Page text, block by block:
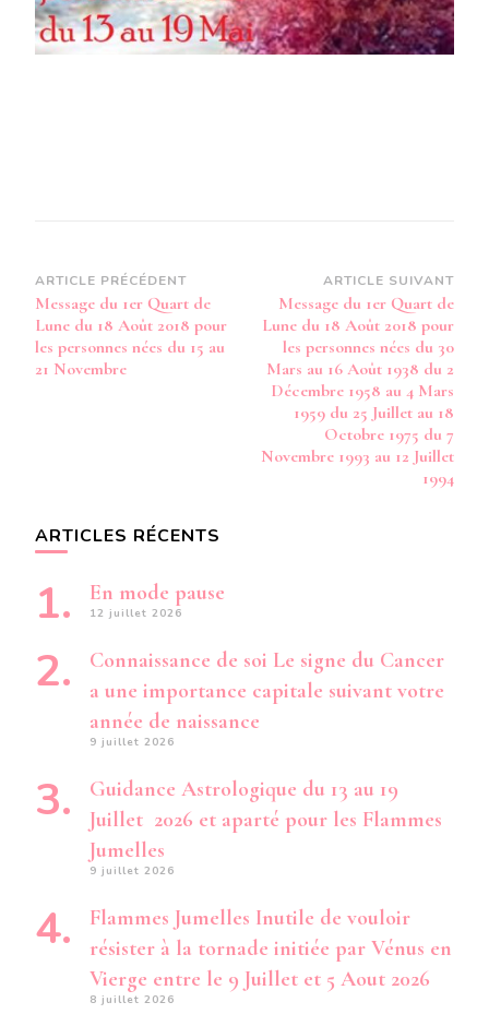
POUR
LES
Navigation
d’article
ARTICLE PRÉCÉDENT
Message du 1er Quart de
Lune du 18 Août 2018 pour
les personnes nées du 15 au
21 Novembre
ARTICLE SUIVANT
Message du 1er Quart de
Lune du 18 Août 2018 pour
les personnes nées du 30
Mars au 16 Août 1938 du 2
Décembre 1958 au 4 Mars
1959 du 25 Juillet au 18
Octobre 1975 du 7
Novembre 1993 au 12 Juillet
1994
ARTICLES RÉCENTS
En mode pause
12 juillet 2026
Connaissance de soi Le signe du Cancer
a une importance capitale suivant votre
année de naissance
9 juillet 2026
Guidance Astrologique du 13 au 19
Juillet 2026 et aparté pour les Flammes
Jumelles
9 juillet 2026
Flammes Jumelles Inutile de vouloir
résister à la tornade initiée par Vénus en
Vierge entre le 9 Juillet et 5 Aout 2026
8 juillet 2026